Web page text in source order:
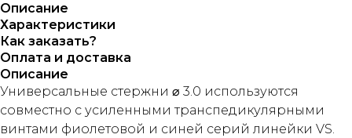
Описание
Характеристики
Как заказать?
Оплата и доставка
Описание
Универсальные стержни ⌀ 3.0 используются
совместно с усиленными транспедикулярными
винтами фиолетовой и синей серий линейки VS.